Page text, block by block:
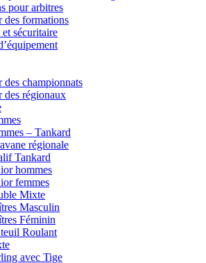
pour arbitres
des formations
sécuritaire
des championnats
des régionaux
– Tankard
régionale
Tankard
hommes
femmes
Mixte
Masculin
Féminin
Roulant
avec Tige